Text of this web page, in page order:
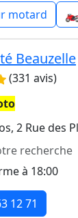
motard
Beauzelle
(331 avis)
2 Rue des
recherche
à 18:00
12 71